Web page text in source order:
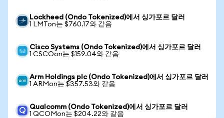
Lockheed (Ondo Tokenized)에서 싱가포르 달러
1 LMTon는 $760.17와 같음
Cisco Systems (Ondo Tokenized)에서 싱가포르 달러
1 CSCOon는 $159.04와 같음
Arm Holdings plc (Ondo Tokenized)에서 싱가포르 달러
1 ARMon는 $357.53와 같음
Qualcomm (Ondo Tokenized)에서 싱가포르 달러
1 QCOMon는 $204.22와 같음